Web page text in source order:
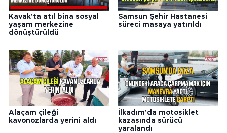
Kavak'ta atıl bina sosyal
yaşam merkezine
dönüştürüldü
Samsun Şehir Hastanesi
süreci masaya yatırıldı
Alaçam çileği
kavonozlarda yerini aldı
İlkadım'da motosiklet
kazasında sürücü
yaralandı